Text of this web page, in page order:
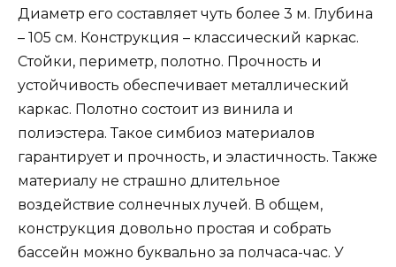
Диаметр его составляет чуть более 3 м. Глубина
– 105 см. Конструкция – классический каркас.
Стойки, периметр, полотно. Прочность и
устойчивость обеспечивает металлический
каркас. Полотно состоит из винила и
полиэстера. Такое симбиоз материалов
гарантирует и прочность, и эластичность. Также
материалу не страшно длительное
воздействие солнечных лучей. В общем,
конструкция довольно простая и собрать
бассейн можно буквально за полчаса-час. У